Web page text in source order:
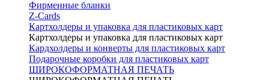
Фирменные бланки
Z-Cards
Картхолдеры и упаковка для пластиковых карт
Картхолдеры и упаковка для пластиковых карт
Кардхолдеры и конверты для пластиковых карт
Подарочные коробки для пластиковых карт
ШИРОКОФОРМАТНАЯ ПЕЧАТЬ